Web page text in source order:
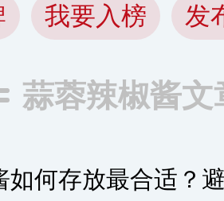
我要入榜 发
蒜蓉辣椒酱文
如何存放最合适？